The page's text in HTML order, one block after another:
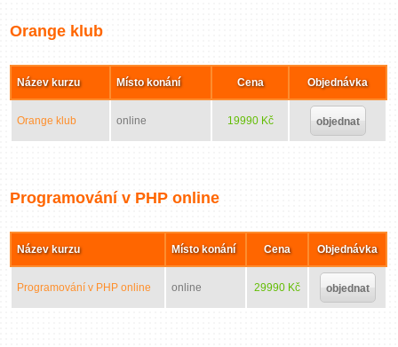
Orange klub
Název kurzu Místo konání Cena Objednávka
Orange klub online 19990 Kč objednat
Programování v PHP online
Název kurzu Místo konání Cena Objednávka
Programování v PHP online online 29990 Kč objednat